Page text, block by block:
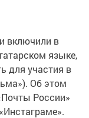
включили в
языке,
для участия в
Об этом
России»